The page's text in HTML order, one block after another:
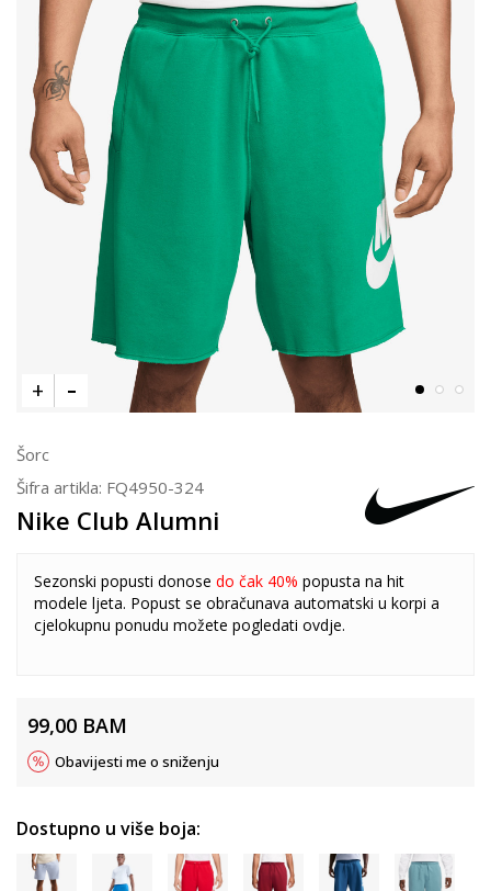
Šorc
Šifra artikla: FQ4950-324
Nike Club Alumni
Sezonski popusti donose do čak 40% popusta na hit
modele ljeta. Popust se obračunava automatski u korpi a
cjelokupnu ponudu možete pogledati ovdje.
99,00 BAM
Obavijesti me o sniženju
Dostupno u više boja: